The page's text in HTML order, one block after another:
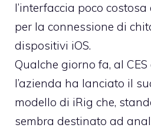
l’interfaccia poco
per la connessione di
dispositivi iOS.
Qualche giorno fa, al
l’azienda ha lanciato il
modello di iRig che,
sembra destinato ad